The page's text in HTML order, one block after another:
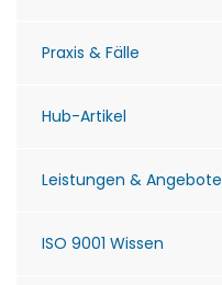
Praxis & Fälle
Hub-Artikel
Leistungen & Angebote
ISO 9001 Wissen